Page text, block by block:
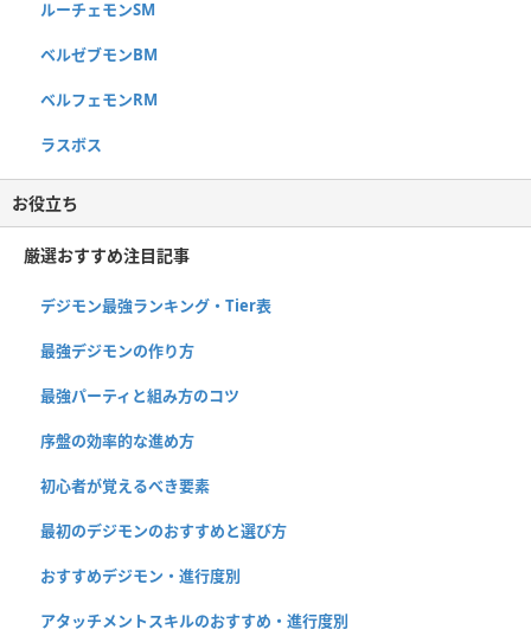
ルーチェモンSM
ベルゼブモンBM
ベルフェモンRM
ラスボス
お役立ち
厳選おすすめ注目記事
デジモン最強ランキング・Tier表
最強デジモンの作り方
最強パーティと組み方のコツ
序盤の効率的な進め方
初心者が覚えるべき要素
最初のデジモンのおすすめと選び方
おすすめデジモン・進行度別
アタッチメントスキルのおすすめ・進行度別